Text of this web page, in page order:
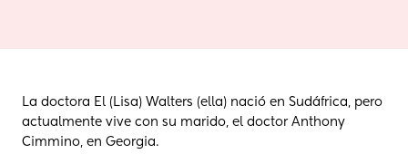
La doctora El (Lisa) Walters (ella) nació en Sudáfrica, pero
actualmente vive con su marido, el doctor Anthony
Cimmino, en Georgia.